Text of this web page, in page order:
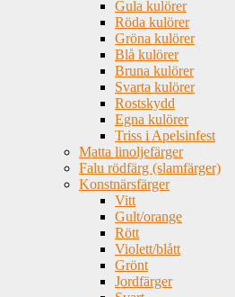
Gula kulörer
Röda kulörer
Gröna kulörer
Blå kulörer
Bruna kulörer
Svarta kulörer
Rostskydd
Egna kulörer
Triss i Apelsinfest
Matta linoljefärger
Falu rödfärg (slamfärger)
Konstnärsfärger
Vitt
Gult/orange
Rött
Violett/blått
Grönt
Jordfärger